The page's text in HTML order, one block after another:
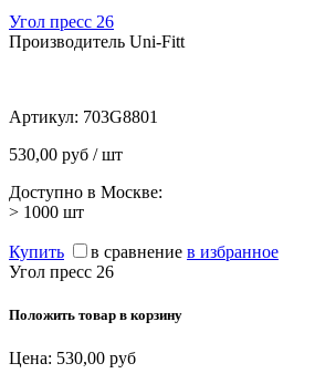
Угол пресс 26
Производитель Uni-Fitt
Артикул: 703G8801
530,00 руб / шт
Доступно в Москве:
> 1000 шт
Купить в сравнение в избранное
Угол пресс 26
Положить товар в корзину
Цена: 530,00 руб